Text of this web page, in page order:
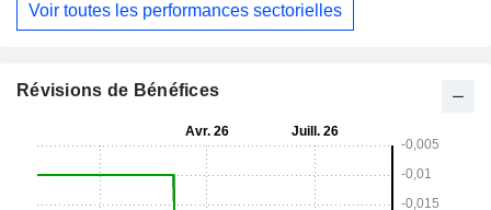
Voir toutes les performances sectorielles
Révisions de Bénéfices